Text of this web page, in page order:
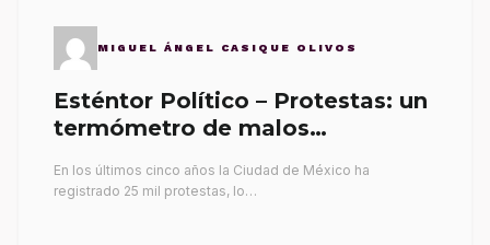
MIGUEL ÁNGEL CASIQUE OLIVOS
Esténtor Político – Protestas: un
termómetro de malos
En los últimos cinco años la Ciudad de México ha
registrado 25 mil protestas, lo…